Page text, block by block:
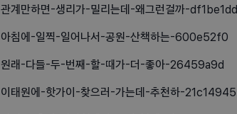
관계만하면-생리가-밀리는데-왜그런걸까-df1be1dd
아침에-일찍-일어나서-공원-산책하는-600e52f0
원래-다들-두-번째-할-때가-더-좋아-26459a9d
이태원에-핫가이-찾으러-가는데-추천하-21c14945